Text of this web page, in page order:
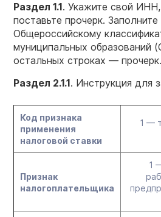
Раздел 1.1. Укажите свой
поставьте прочерк.
Общероссийскому
муниципальных
остальных строках — прочерк.
Раздел 2.1.1. Инструкция для
Код признака
применения
налоговой ставки
1 —
Признак
налогоплательщика
1